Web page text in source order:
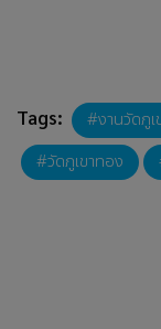
Tags: งานวัดภู
วัดภูเขาทอง